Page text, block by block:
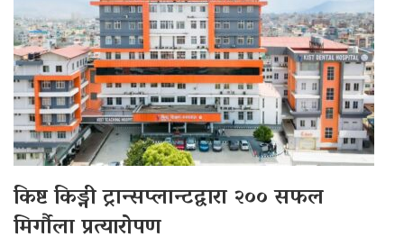
किष्ट किड्नी ट्रान्सप्लान्टद्वारा २०० सफल
मिर्गौला प्रत्यारोपण